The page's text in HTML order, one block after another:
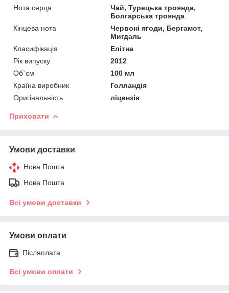
Нота серця
Чай, Турецька троянда,
Болгарська троянда
Кінцева нота
Червоні ягоди, Бергамот,
Мигдаль
Класифікація
Елітна
Рік випуску
2012
Об`єм
100 мл
Країна виробник
Голландія
Оригінальність
ліцензія
Приховати
Умови доставки
Нова Пошта
Нова Пошта
Всі умови доставки
Умови оплати
Післяплата
Всі умови оплати